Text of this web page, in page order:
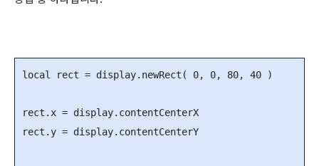
local rect = display. newRect ( 0, 0, 80, 40 )
rect .x = display. contentCenterX
rect .y = display. contentCenterY